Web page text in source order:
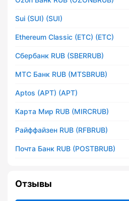
Sui (SUI) (SUI)
Ethereum Classic (ETC) (ETC)
Сбербанк RUB (SBERRUB)
МТС Банк RUB (MTSBRUB)
Aptos (APT) (APT)
Карта Мир RUB (MIRCRUB)
Райффайзен RUB (RFBRUB)
Почта Банк RUB (POSTBRUB)
Отзывы